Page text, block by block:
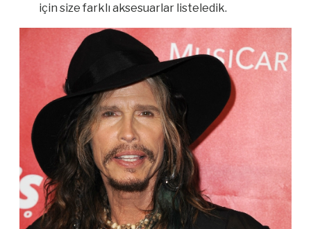
için size farklı aksesuarlar listeledik.